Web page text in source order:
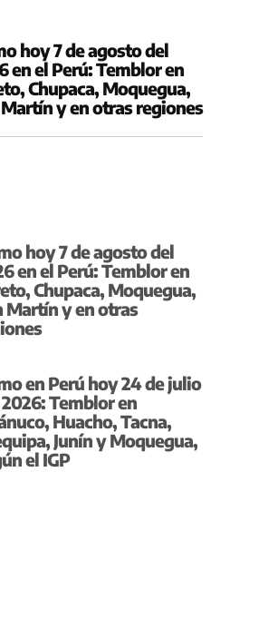
hoy 7 de agosto del
en el Perú: Temblor en
Chupaca, Moquegua,
Martín y en otras regiones
hoy 7 de agosto del
en el Perú: Temblor en
Chupaca, Moquegua,
Martín y en otras
en Perú hoy 24 de julio
Temblor en
Huacho, Tacna,
Junín y Moquegua,
el IGP